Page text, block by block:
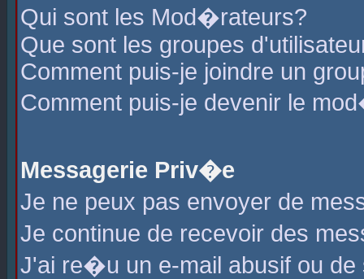
Qui sont les Mod�rateurs?
Que sont les groupes
Comment puis-je joindre un
Comment puis-je devenir le
Messagerie Priv�e
Je ne peux pas envoyer de
Je continue de recevoir des
J'ai re�u un e-mail abusif ou de